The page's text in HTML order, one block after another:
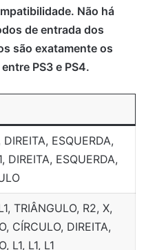
Não há
de entrada dos
são exatamente os
PS3 e PS4.
DIREITA, ESQUERDA,
DIREITA, ESQUERDA,
TRIÂNGULO, R2, X,
CÍRCULO, DIREITA,
L1, L1, L1